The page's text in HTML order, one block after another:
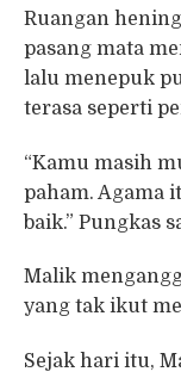
Ruangan
pasang mata
lalu menepuk
terasa seperti
“Kamu masih
paham. Agama
baik.” Pungkas
Malik
yang tak ikut
Sejak hari itu,